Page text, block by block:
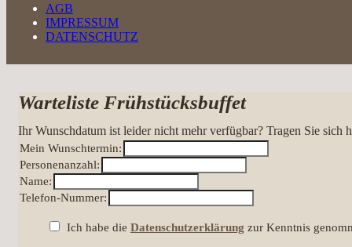
AGB
IMPRESSUM
DATENSCHUTZ
Warteliste Frühstücksbuffet
Ihr Wunschdatum ist leider nicht mehr verfügbar? Tragen Sie sich
Mein Wunschtermin:
Personenanzahl:
Name:
Telefon-Nummer:
Ich habe die Datenschutzerklärung zur Kenntnis